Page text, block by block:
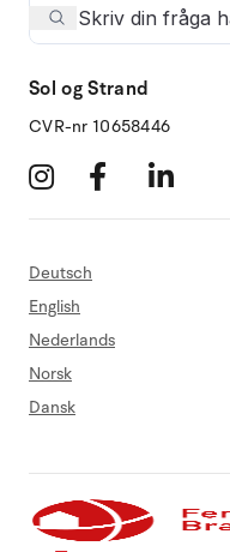
Sol og Strand
CVR-nr 10658446
Deutsch
English
Nederlands
Norsk
Dansk